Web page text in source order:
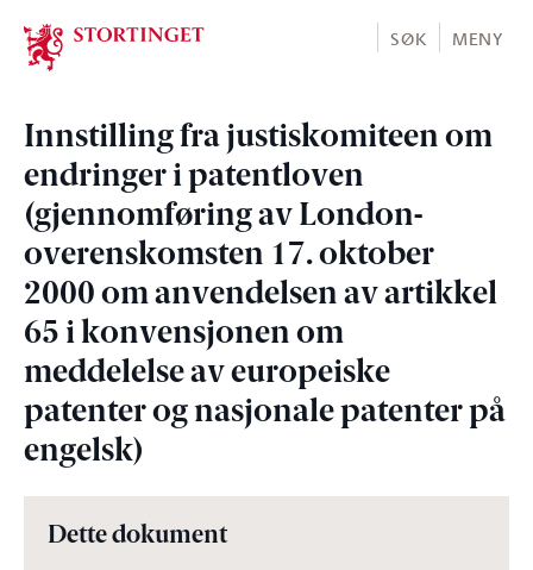
Stortinget.no
SØK MENY
Innstilling fra justiskomiteen om
endringer i patentloven
(gjennomføring av London-
overenskomsten 17. oktober
2000 om anvendelsen av artikkel
65 i konvensjonen om
meddelelse av europeiske
patenter og nasjonale patenter på
engelsk)
Dette dokument